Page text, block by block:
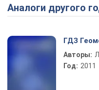
Аналоги другого
ГДЗ
Авторы:
Год: 2011